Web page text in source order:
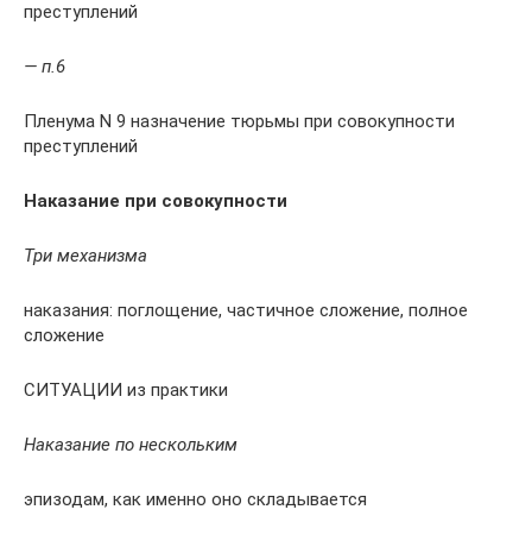
преступлений
— п.6
Пленума N 9 назначение тюрьмы при совокупности
преступлений
Наказание при совокупности
Три механизма
наказания: поглощение, частичное сложение, полное
сложение
СИТУАЦИИ из практики
Наказание по нескольким
эпизодам, как именно оно складывается